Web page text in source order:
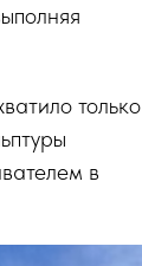
только
в